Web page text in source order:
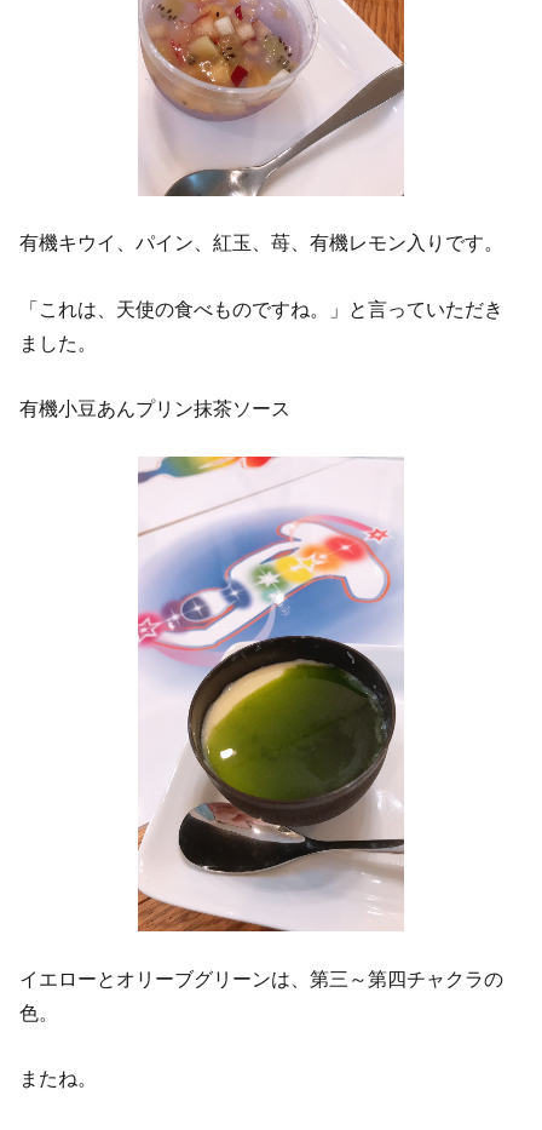
有機キウイ、パイン、紅玉、苺、有機レモン入りです。
「これは、天使の食べものですね。」と言っていただき
ました。
有機小豆あんプリン抹茶ソース
イエローとオリーブグリーンは、第三～第四チャクラの
色。
またね。